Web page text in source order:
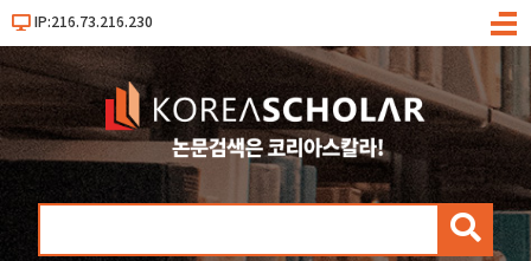
IP:216.73.216.230
메
검